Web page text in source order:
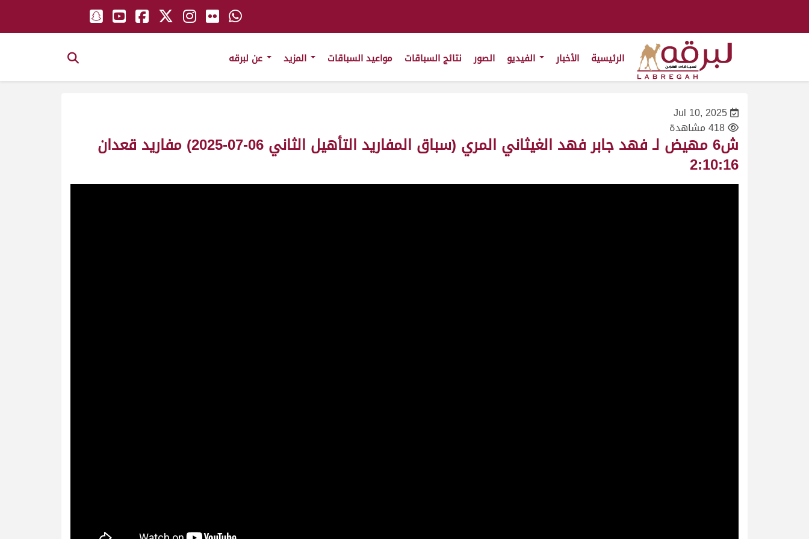
الرئيسية الأخبار الصور نتائج السباقات مواعيد السباقات
Jul 10, 2025
418 مشاهدة
ش6 مهيض لـ فهد جابر فهد الغيثاني المري (سباق المفاريد التأهيل الثاني 06-07-2025) مفاريد قعدان
2:10:16